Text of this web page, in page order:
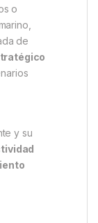
o
de
y su